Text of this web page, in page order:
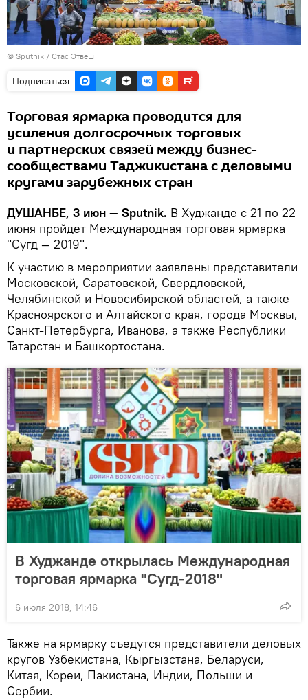
© Sputnik / Стас Этвеш
Подписаться
Торговая ярмарка проводится для
усиления долгосрочных торговых
и партнерских связей между бизнес-
сообществами Таджикистана с деловыми
кругами зарубежных стран
ДУШАНБЕ, 3 июн — Sputnik. В Худжанде с 21 по 22
июня пройдет Международная торговая ярмарка
"Сугд — 2019".
К участию в мероприятии заявлены представители
Московской, Саратовской, Свердловской,
Челябинской и Новосибирской областей, а также
Красноярского и Алтайского края, города Москвы,
Санкт-Петербурга, Иванова, а также Республики
Татарстан и Башкортостана.
В Худжанде открылась Международная
торговая ярмарка "Сугд-2018"
6 июля 2018, 14:46
Также на ярмарку съедутся представители деловых
кругов Узбекистана, Кыргызстана, Беларуси,
Китая, Кореи, Пакистана, Индии, Польши и
Сербии.